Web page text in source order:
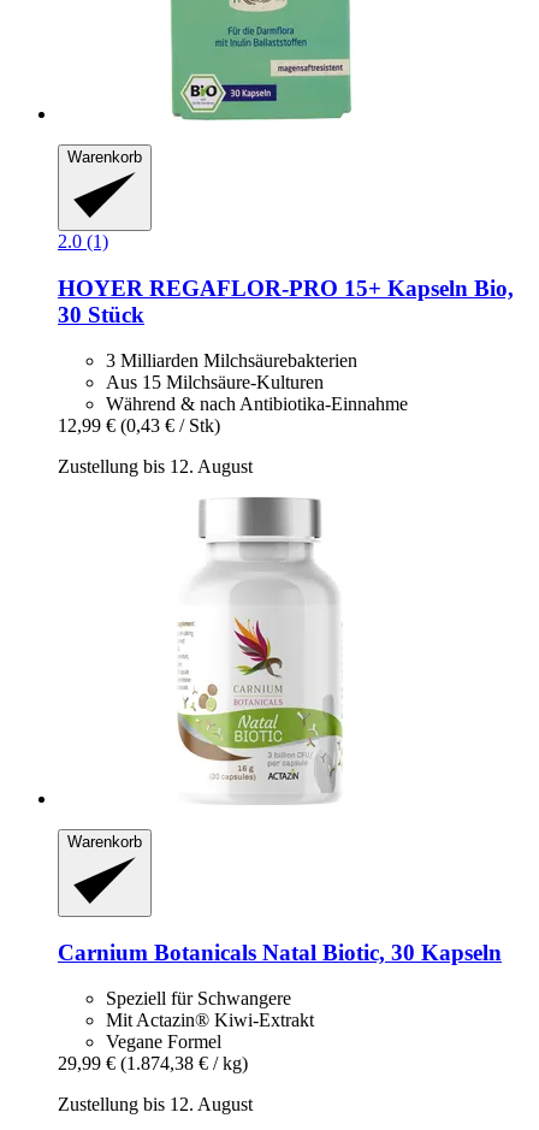
Warenkorb
2.0 (1)
HOYER REGAFLOR-​PRO 15+ Kapseln Bio,
30 Stück
3 Milliarden Milchsäurebakterien
Aus 15 Milchsäure-Kulturen
Während & nach Antibiotika-Einnahme
12,99 € (0,43 € / Stk)
Zustellung bis 12. August
Warenkorb
Carnium Botanicals Natal Biotic, 30 Kapseln
Speziell für Schwangere
Mit Actazin® Kiwi-Extrakt
Vegane Formel
29,99 € (1.874,38 € / kg)
Zustellung bis 12. August